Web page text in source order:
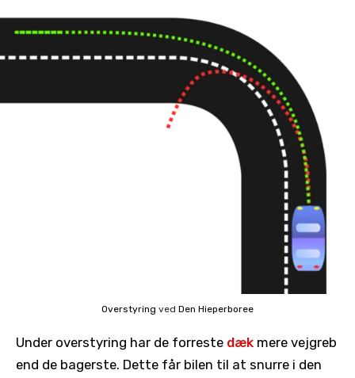
Overstyring ved Den Hieperboree
Under overstyring har de forreste dæk mere vejgreb
end de bagerste. Dette får bilen til at snurre i den